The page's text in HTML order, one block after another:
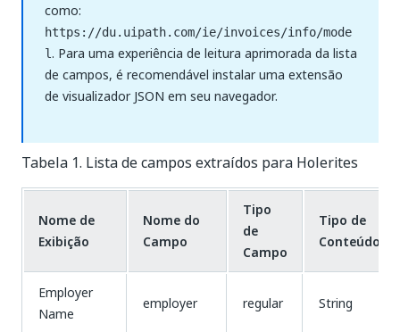
como:
https://du.uipath.com/ie/invoices/info/mode
l. Para uma experiência de leitura aprimorada da lista
de campos, é recomendável instalar uma extensão
de visualizador JSON em seu navegador.
Tabela 1. Lista de campos extraídos para Holerites
Nome de
Exibição
Nome do
Campo
Tipo
de
Campo
Tipo de
Conteúdo
Employer
Name
employer regular String